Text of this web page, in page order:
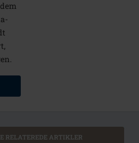
RELATEREDE ARTIKLER